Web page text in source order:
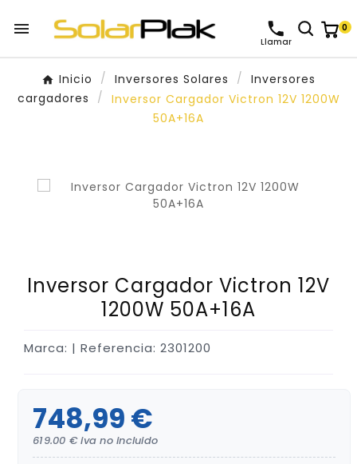

Llamar
0
Inicio Inversores Solares
Inversores
cargadores
Inversor Cargador Victron 12V 1200W
50A+16A
Inversor Cargador Victron 12V
1200W 50A+16A
Marca: | Referencia: 2301200
748,99 €
619.00 € iva no incluido